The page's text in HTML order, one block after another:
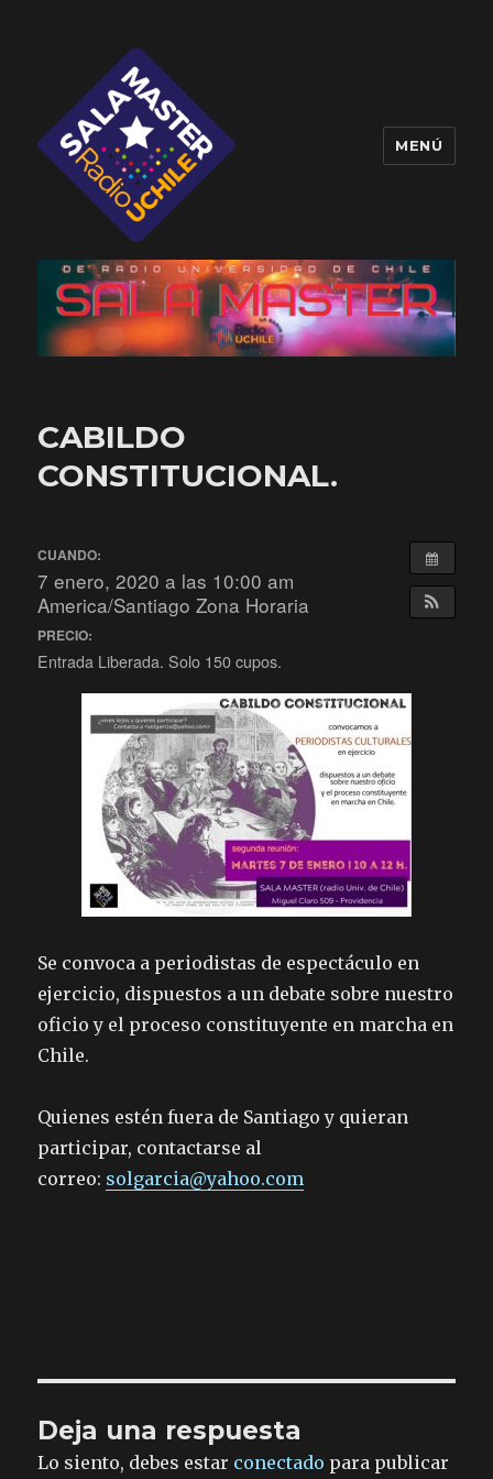
Sala Master
MENÚ
CABILDO
CONSTITUCIONAL.
CUANDO:
7 enero, 2020 a las 10:00 am
America/Santiago Zona Horaria
PRECIO:
Entrada Liberada. Solo 150 cupos.
Se convoca a periodistas de espectáculo en
ejercicio, dispuestos a un debate sobre nuestro
oficio y el proceso constituyente en marcha en
Chile.
Quienes estén fuera de Santiago y quieran
participar, contactarse al
correo: solgarcia@yahoo.com
Deja una respuesta
Lo siento, debes estar conectado para publicar